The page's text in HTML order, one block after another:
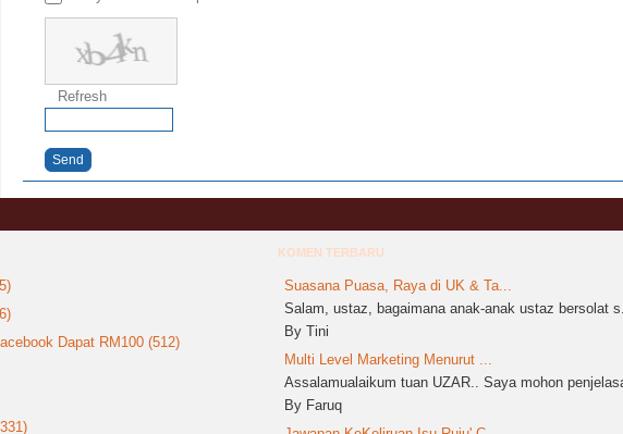
Refresh
Send
Dapat RM100 (512)
KOMEN TERBARU
Suasana Puasa, Raya di UK & Ta...
Salam, ustaz, bagaimana anak-anak ustaz bersolat
By Tini
Multi Level Marketing Menurut ...
Assalamualaikum tuan UZAR.. Saya mohon
By Faruq